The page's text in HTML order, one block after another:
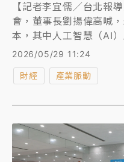
【記者李宜儒／台北報
會，董事長劉揚偉高喊
本，其中人工智慧（AI
最大功臣。
2026/05/29 11:24
財經 產業脈動